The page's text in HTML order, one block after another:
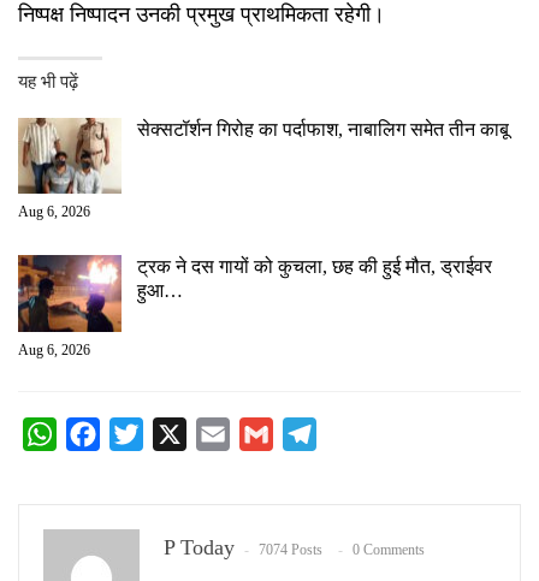
निष्पक्ष निष्पादन उनकी प्रमुख प्राथमिकता रहेगी।
यह भी पढ़ें
सेक्सटॉर्शन गिरोह का पर्दाफाश, नाबालिग समेत तीन काबू
Aug 6, 2026
ट्रक ने दस गायों को कुचला, छह की हुई मौत, ड्राईवर
हुआ…
Aug 6, 2026
WhatsAppFacebook
Twitter Email Gmail
P Today 7074 Posts 0 Comments